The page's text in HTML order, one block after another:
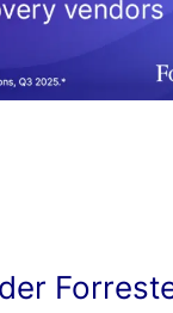
Smartere